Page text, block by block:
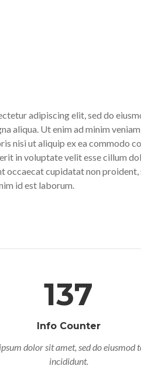
adipiscing elit, sed do
aliqua. Ut enim ad minim
nisi ut aliquip ex ea commodo
in voluptate velit esse cillum
occaecat cupidatat non proident,
id est laborum.
137
Info Counter
dolor sit amet, sed do eiusmod
incididunt.